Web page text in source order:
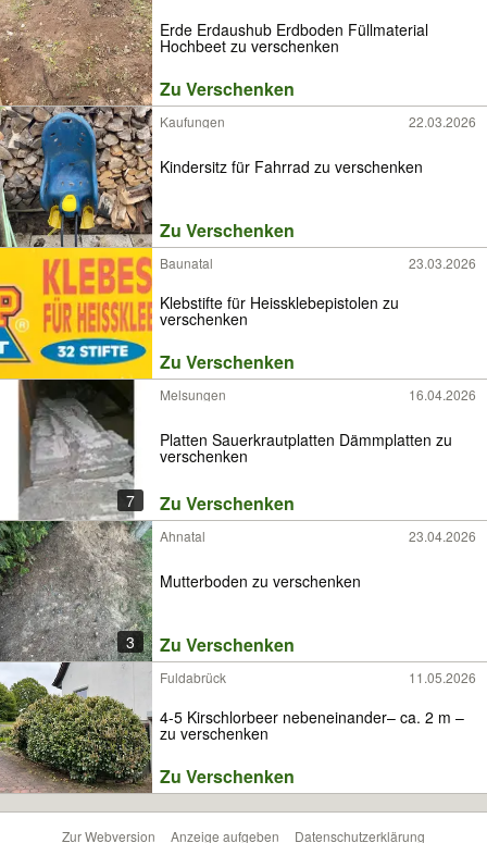
Erde Erdaushub Erdboden Füllmaterial
Hochbeet zu verschenken
Zu Verschenken
Kaufungen 22.03.2026
Kindersitz für Fahrrad zu verschenken
Zu Verschenken
Baunatal 23.03.2026
Klebstifte für Heissklebepistolen zu
verschenken
Zu Verschenken
7
Melsungen 16.04.2026
Platten Sauerkrautplatten Dämmplatten zu
verschenken
Zu Verschenken
3
Ahnatal 23.04.2026
Mutterboden zu verschenken
Zu Verschenken
Fuldabrück 11.05.2026
4-5 Kirschlorbeer nebeneinander– ca. 2 m –
zu verschenken
Zu Verschenken
Zur Webversion Anzeige aufgeben Datenschutzerklärung